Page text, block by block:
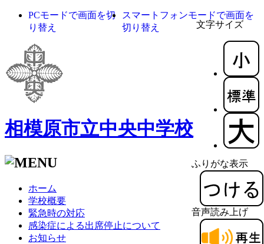
文字サイズ
ふりがな表示
音声読み上げ
PCモードで画面を切
り替え
スマートフォンモードで画面を
切り替え
相模原市立中央中学校
ホーム
学校概要
緊急時の対応
感染症による出席停止について
お知らせ